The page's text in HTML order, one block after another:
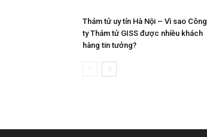
ty
tu
Thám tử uy tín Hà Nội – Vì sao Công
ty Thám tử GISS được nhiều khách
hàng tin tưởng?